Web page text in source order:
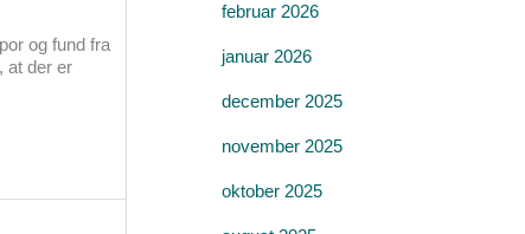
og fund fra
at der er
februar 2026
januar 2026
december 2025
november 2025
oktober 2025